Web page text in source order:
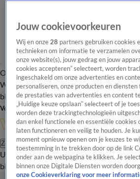
Overzicht Onze programma's Uitzendingen
WandelgangenInterviewsUitzending
bijwonenPodcastShopVeelgestelde
Volg Vandaag Inside
Zoeken
UitzendingenVandaag InsideDe
bijwonen
Jouw cookievoorkeuren
Wij en onze28 partners gebruiken cookies
technieken om informatie te verzamelen
onze website(s), jouw gedrag en jouw
cookies accepteren” selecteert, worden
ingeschakeld om onze advertenties en
personaliseren, onze producten en
de prestaties van advertenties en content
„Huidige keuze opslaan” selecteert of je
worden deze trackingtechnologieën
dan enkel functionele en essentiële cookies
laten functioneren en veilig te houden. Je
moment opnieuw openen om je keuzes te
toestemming in te trekken door op de link
onder aan de webpagina te klikken. Je
binnen onze Digitale Diensten worden
onze Cookieverklaring voor meer